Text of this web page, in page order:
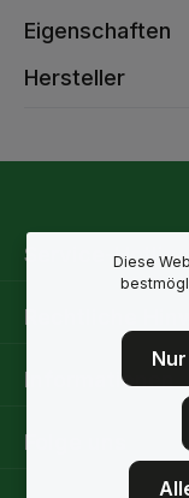
Eigenschaften
Hersteller
Service-Hotline
Rechtliche
Informationen
Folge uns
Diese